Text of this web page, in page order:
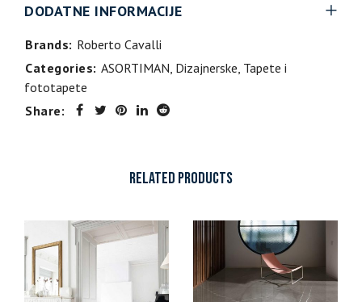
DODATNE INFORMACIJE
Brands: Roberto Cavalli
Categories: ASORTIMAN Dizajnerske Tapete i
fototapete
Share:
RELATED PRODUCTS